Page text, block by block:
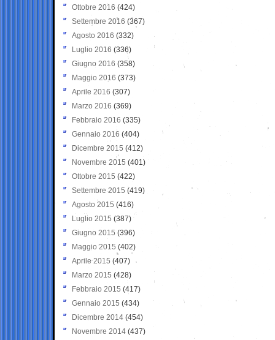
Ottobre 2016 (424)
Settembre 2016 (367)
Agosto 2016 (332)
Luglio 2016 (336)
Giugno 2016 (358)
Maggio 2016 (373)
Aprile 2016 (307)
Marzo 2016 (369)
Febbraio 2016 (335)
Gennaio 2016 (404)
Dicembre 2015 (412)
Novembre 2015 (401)
Ottobre 2015 (422)
Settembre 2015 (419)
Agosto 2015 (416)
Luglio 2015 (387)
Giugno 2015 (396)
Maggio 2015 (402)
Aprile 2015 (407)
Marzo 2015 (428)
Febbraio 2015 (417)
Gennaio 2015 (434)
Dicembre 2014 (454)
Novembre 2014 (437)